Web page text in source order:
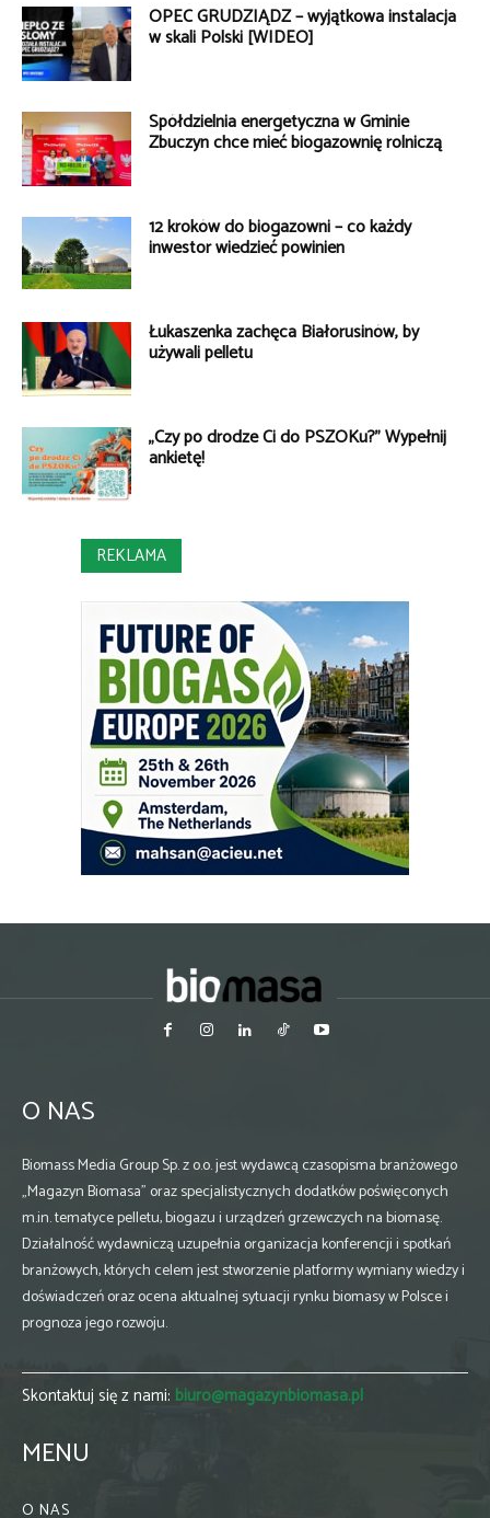
OPEC GRUDZIĄDZ – wyjątkowa instalacja
w skali Polski [WIDEO]
Spółdzielnia energetyczna w Gminie
Zbuczyn chce mieć biogazownię rolniczą
12 kroków do biogazowni – co każdy
inwestor wiedzieć powinien
Łukaszenka zachęca Białorusinów, by
używali pelletu
„Czy po drodze Ci do PSZOKu?” Wypełnij
ankietę!
REKLAMA
O NAS
Biomass Media Group Sp. z o.o. jest wydawcą czasopisma branżowego
„Magazyn Biomasa” oraz specjalistycznych dodatków poświęconych
m.in. tematyce pelletu, biogazu i urządzeń grzewczych na biomasę.
Działalność wydawniczą uzupełnia organizacja konferencji i spotkań
branżowych, których celem jest stworzenie platformy wymiany wiedzy i
doświadczeń oraz ocena aktualnej sytuacji rynku biomasy w Polsce i
prognoza jego rozwoju.
Skontaktuj się z nami: biuro@magazynbiomasa.pl
MENU
O NAS